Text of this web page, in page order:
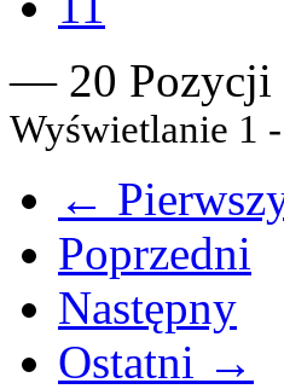
— 20 Pozycji
Wyświetlanie 1
←
Poprzedni
Następny
Ostatni →